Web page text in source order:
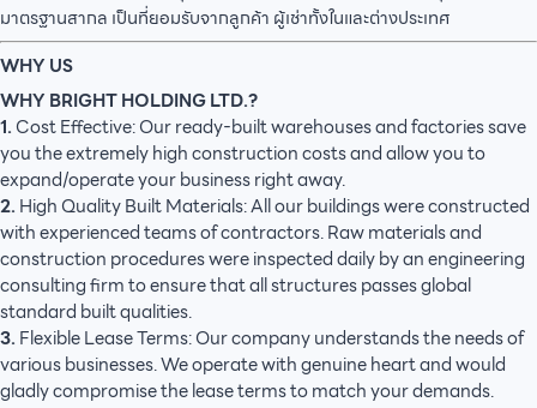
มาตรฐานสากล เป็นที่ยอมรับจากลูกค้า ผู้เช่าทั้งในและต่างประเทศ
WHY US
WHY BRIGHT HOLDING LTD.?
1. Cost Effective: Our ready-built warehouses and factories save
you the extremely high construction costs and allow you to
expand/operate your business right away.
2. High Quality Built Materials: All our buildings were constructed
with experienced teams of contractors. Raw materials and
construction procedures were inspected daily by an engineering
consulting firm to ensure that all structures passes global
standard built qualities.
3. Flexible Lease Terms: Our company understands the needs of
various businesses. We operate with genuine heart and would
gladly compromise the lease terms to match your demands.